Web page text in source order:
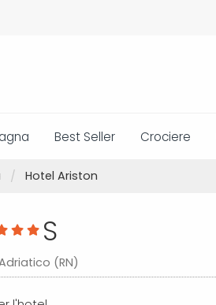
Best Seller Crociere
Hotel Ariston
S
(RN)